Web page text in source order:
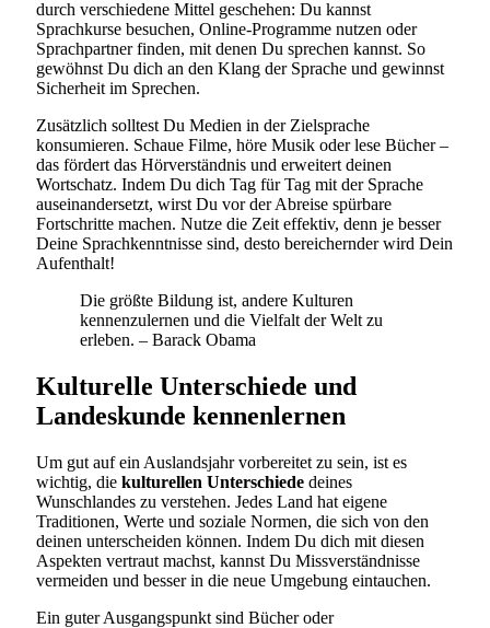
durch verschiedene Mittel geschehen: Du kannst
Sprachkurse besuchen, Online-Programme nutzen oder
Sprachpartner finden, mit denen Du sprechen kannst. So
gewöhnst Du dich an den Klang der Sprache und gewinnst
Sicherheit im Sprechen.
Zusätzlich solltest Du Medien in der Zielsprache
konsumieren. Schaue Filme, höre Musik oder lese Bücher –
das fördert das Hörverständnis und erweitert deinen
Wortschatz. Indem Du dich Tag für Tag mit der Sprache
auseinandersetzt, wirst Du vor der Abreise spürbare
Fortschritte machen. Nutze die Zeit effektiv, denn je besser
Deine Sprachkenntnisse sind, desto bereichernder wird Dein
Aufenthalt!
Die größte Bildung ist, andere Kulturen
kennenzulernen und die Vielfalt der Welt zu
erleben. – Barack Obama
Kulturelle Unterschiede und
Landeskunde kennenlernen
Um gut auf ein Auslandsjahr vorbereitet zu sein, ist es
wichtig, die kulturellen Unterschiede deines
Wunschlandes zu verstehen. Jedes Land hat eigene
Traditionen, Werte und soziale Normen, die sich von den
deinen unterscheiden können. Indem Du dich mit diesen
Aspekten vertraut machst, kannst Du Missverständnisse
vermeiden und besser in die neue Umgebung eintauchen.
Ein guter Ausgangspunkt sind Bücher oder